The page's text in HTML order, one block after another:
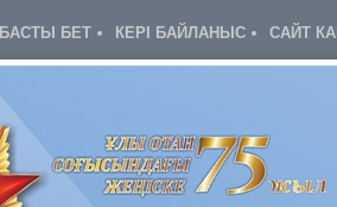
БАСТЫ БЕТ КЕРІ БАЙЛАНЫС САЙТ